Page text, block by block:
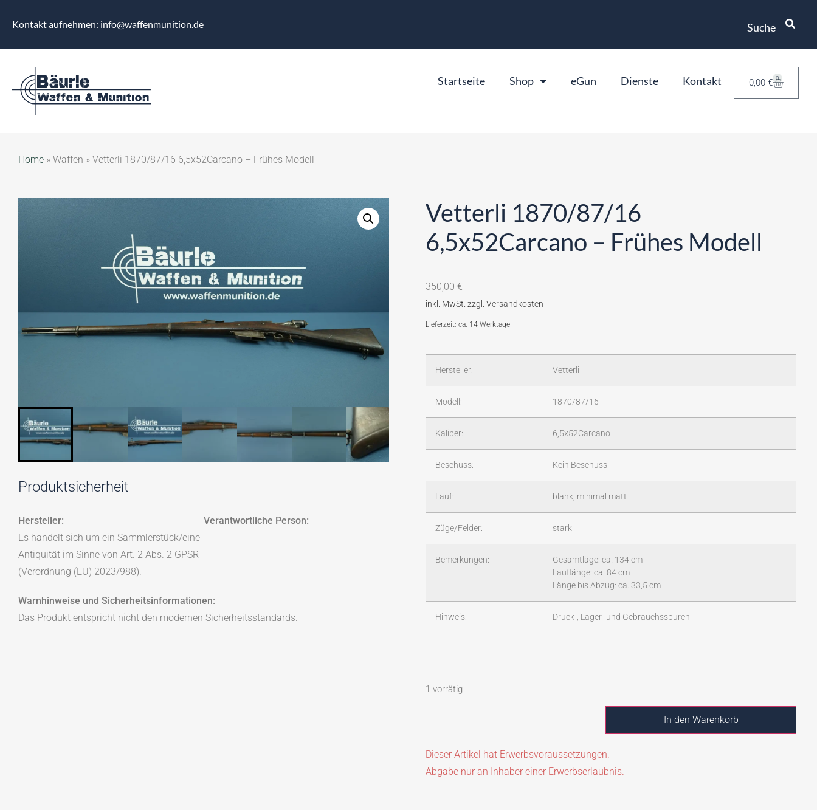
Kontakt aufnehmen: info@waffenmunition.de Suche
Startseite Shop eGun Dienste Kontakt 0,00 € 0
Home » Waffen » Vetterli 1870/87/16 6,5x52Carcano – Frühes Modell
Produktsicherheit
Hersteller:
Es handelt sich um ein Sammlerstück/eine
Antiquität im Sinne von Art. 2 Abs. 2 GPSR
(Verordnung (EU) 2023/988).
Verantwortliche Person:
Warnhinweise und Sicherheitsinformationen:
Das Produkt entspricht nicht den modernen Sicherheitsstandards.
Vetterli 1870/87/16
6,5x52Carcano – Frühes Modell
350,00 €
Lieferzeit: ca. 14 Werktage
Hersteller: Vetterli
Modell: 1870/87/16
Kaliber: 6,5x52Carcano
Beschuss: Kein Beschuss
Lauf: blank, minimal matt
Züge/Felder: stark
Bemerkungen:
Gesamtläge: ca. 134 cm
Lauflänge: ca. 84 cm
Länge bis Abzug: ca. 33,5 cm
Hinweis: Druck-, Lager- und Gebrauchsspuren
1 vorrätig
In den Warenkorb
Dieser Artikel hat Erwerbsvoraussetzungen.
Abgabe nur an Inhaber einer Erwerbserlaubnis.